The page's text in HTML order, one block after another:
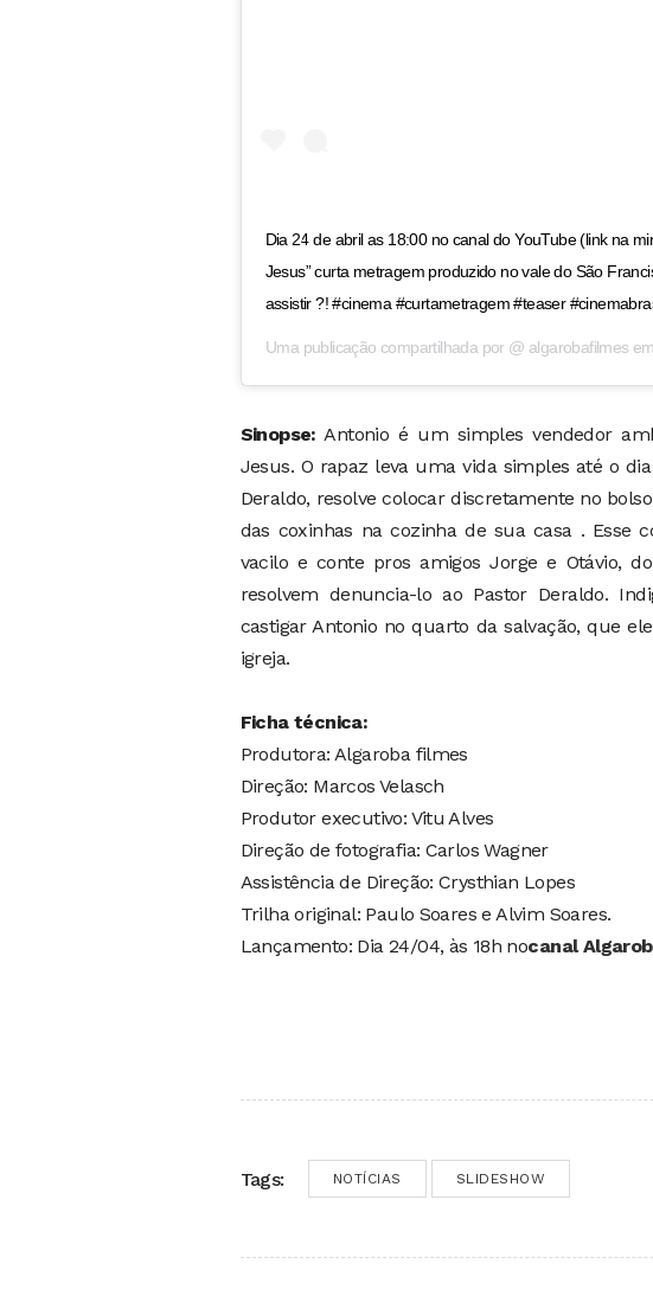
Dia 24 de abril as 18:00 no canal do YouTube (link na
Jesus” curta metragem produzido no vale do São
assistir ?! #cinema #curtametragem #teaser
Uma publicação compartilhada por @ algarobafilmes em
Sinopse: Antonio é um simples vendedor
Jesus. O rapaz leva uma vida simples até o
Deraldo, resolve colocar discretamente no
das coxinhas na cozinha de sua casa . Esse
vacilo e conte pros amigos Jorge e Otávio,
resolvem denuncia-lo ao Pastor Deraldo.
castigar Antonio no quarto da salvação, que
igreja.
Ficha técnica:
Produtora: Algaroba filmes
Direção: Marcos Velasch
Produtor executivo: Vitu Alves
Direção de fotografia: Carlos Wagner
Assistência de Direção: Crysthian Lopes
Trilha original: Paulo Soares e Alvim Soares.
Lançamento: Dia 24/04, às 18h nocanal
Tags: NOTÍCIAS SLIDESHOW